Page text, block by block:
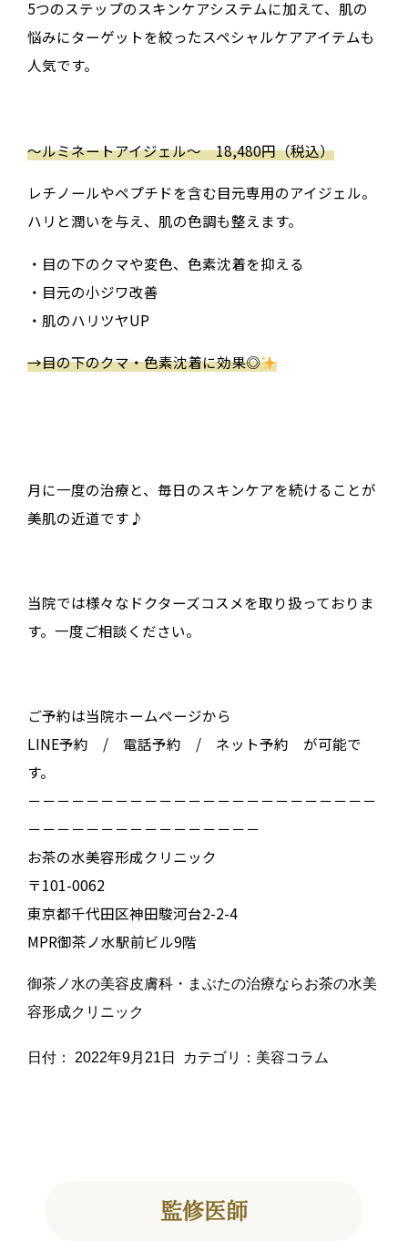
5つのステップのスキンケアシステムに加えて、肌の
悩みにターゲットを絞ったスペシャルケアアイテムも
人気です。
〜ルミネートアイジェル〜18,480円（税込）
レチノールやペプチドを含む目元専用のアイジェル。
ハリと潤いを与え、肌の色調も整えます。
・目の下のクマや変色、色素沈着を抑える
・目元の小ジワ改善
・肌のハリツヤUP
→目の下のクマ・色素沈着に効果◎
月に一度の治療と、毎日のスキンケアを続けることが
美肌の近道です♪
当院では様々なドクターズコスメを取り扱っておりま
す。一度ご相談ください。
ご予約は当院ホームページから
LINE予約 / 電話予約 / ネット予約 が可能で
す。
－－－－－－－－－－－－－－－－－－－－－－－－
－－－－－－－－－－－－－－－－
お茶の水美容形成クリニック
〒101-0062
東京都千代田区神田駿河台2-2-4
MPR御茶ノ水駅前ビル9階
御茶ノ水の美容皮膚科・まぶたの治療ならお茶の水美
容形成クリニック
日付： 2022年9月21日 カテゴリ： 美容コラム
監修医師